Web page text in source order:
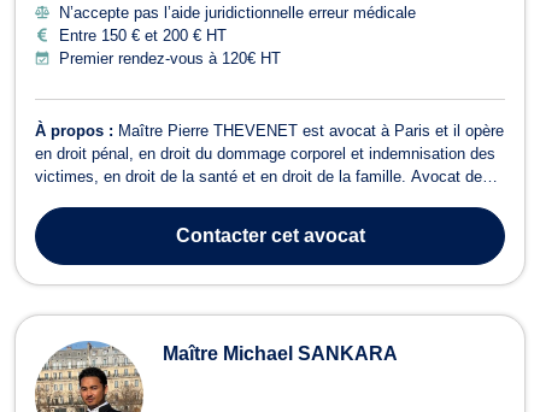
N’accepte pas l’aide juridictionnelle erreur médicale
Entre 150 € et 200 € HT
Premier rendez-vous à 120€ HT
À propos : Maître Pierre THEVENET est avocat à Paris et il opère
en droit pénal, en droit du dommage corporel et indemnisation des
victimes, en droit de la santé et en droit de la famille. Avocat de
novembre 2015), Maître Pierre THEVENET est formé au recueil de
la parole de...
Contactercet avocat
Maître Michael SANKARA